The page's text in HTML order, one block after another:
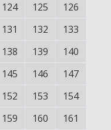
124 125
126
131 132
133
138 139
140
145 146
147
152 153
154
159 160
161